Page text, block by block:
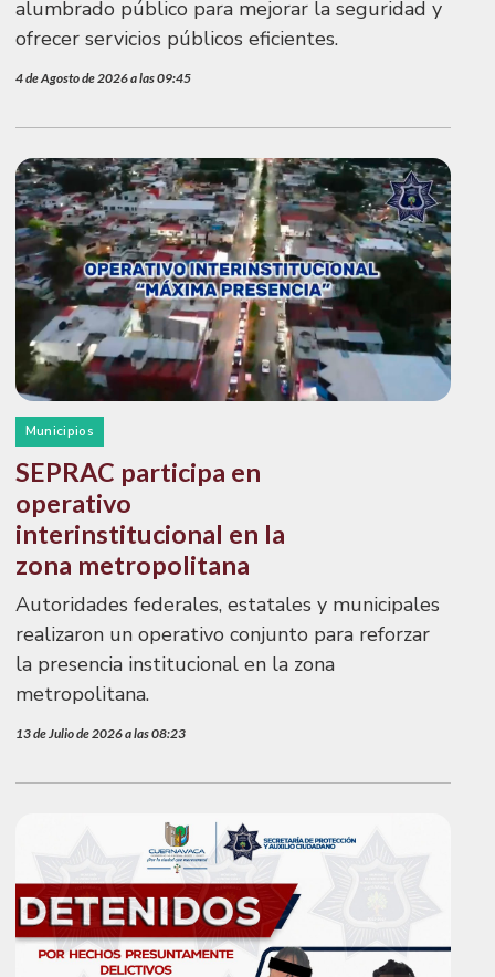
alumbrado público para mejorar la seguridad y
ofrecer servicios públicos eficientes.
4 de Agosto de 2026 a las 09:45
Municipios
SEPRAC participa en
operativo
interinstitucional en la
zona metropolitana
Autoridades federales, estatales y municipales
realizaron un operativo conjunto para reforzar
la presencia institucional en la zona
metropolitana.
13 de Julio de 2026 a las 08:23